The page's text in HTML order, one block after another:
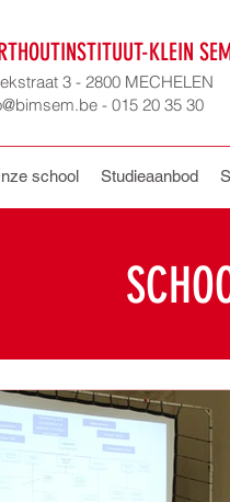
KLEIN
3 - 2800 MECHELEN
- 015 20 35 30
school Studieaanbod